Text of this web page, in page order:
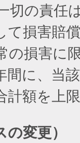
切の責任
損害賠
の損害に
間に、当
計額を上
変更）